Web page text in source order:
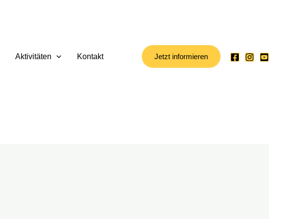
Aktivitäten Kontakt Jetzt informieren